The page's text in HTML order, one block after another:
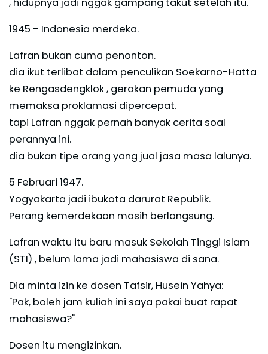
1945 - Indonesia merdeka.
Lafran bukan cuma penonton.
dia ikut terlibat dalam penculikan Soekarno-Hatta
ke Rengasdengklok , gerakan pemuda yang
memaksa proklamasi dipercepat.
tapi Lafran nggak pernah banyak cerita soal
perannya ini.
dia bukan tipe orang yang jual jasa masa lalunya.
5 Februari 1947.
Yogyakarta jadi ibukota darurat Republik.
Perang kemerdekaan masih berlangsung.
Lafran waktu itu baru masuk Sekolah Tinggi Islam
(STI) , belum lama jadi mahasiswa di sana.
Dia minta izin ke dosen Tafsir, Husein Yahya:
"Pak, boleh jam kuliah ini saya pakai buat rapat
mahasiswa?"
Dosen itu mengizinkan.